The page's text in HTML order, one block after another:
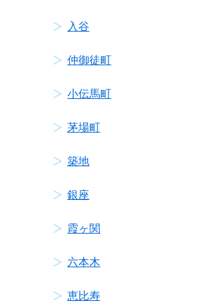
入谷
仲御徒町
小伝馬町
茅場町
築地
銀座
霞ヶ関
六本木
恵比寿